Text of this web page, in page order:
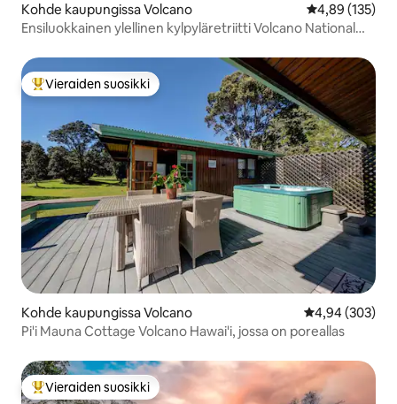
Kohde kaupungissa Volcano
4,89 (135)
Ensiluokkainen ylellinen kylpyläretriitti Volcano National
Vieraiden suosikkien parhaimmistoa
Vieraiden suosikki
Kohde kaupungissa Volcano
4,94 (303)
Pi'i Mauna Cottage Volcano Hawai'i, jossa on poreallas
Vieraiden suosikkien parhaimmistoa
Vieraiden suosikki